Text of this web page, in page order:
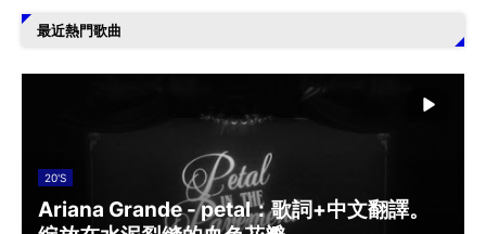
最近熱門歌曲
20'S
Ariana Grande - petal：歌詞+中文翻譯。